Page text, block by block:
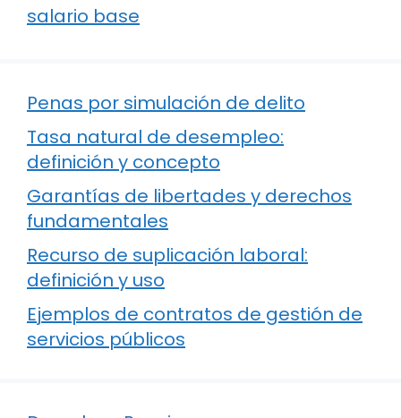
salario base
Penas por simulación de delito
Tasa natural de desempleo:
definición y concepto
Garantías de libertades y derechos
fundamentales
Recurso de suplicación laboral:
definición y uso
Ejemplos de contratos de gestión de
servicios públicos